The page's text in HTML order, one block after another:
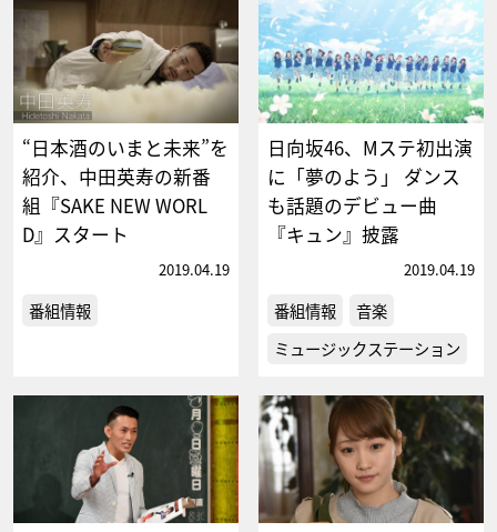
“日本酒のいまと未来”を
紹介、中田英寿の新番
組『SAKE NEW WORL
D』スタート
2019.04.19
番組情報
日向坂46、Mステ初出演
に「夢のよう」 ダンス
も話題のデビュー曲
『キュン』披露
2019.04.19
番組情報
音楽
ミュージックステーション